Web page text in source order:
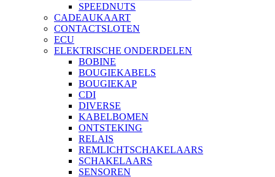
SPEEDNUTS
CADEAUKAART
CONTACTSLOTEN
ECU
ELEKTRISCHE ONDERDELEN
BOBINE
BOUGIEKABELS
BOUGIEKAP
CDI
DIVERSE
KABELBOMEN
ONTSTEKING
RELAIS
REMLICHTSCHAKELAARS
SCHAKELAARS
SENSOREN